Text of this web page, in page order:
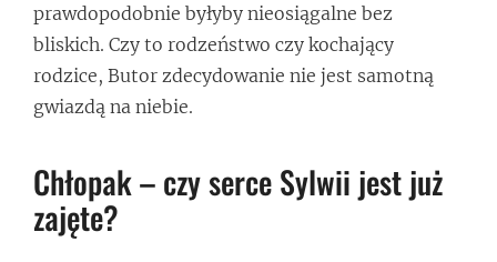
prawdopodobnie byłyby nieosiągalne bez
bliskich. Czy to rodzeństwo czy kochający
rodzice, Butor zdecydowanie nie jest samotną
gwiazdą na niebie.
Chłopak – czy serce Sylwii jest już
zajęte?